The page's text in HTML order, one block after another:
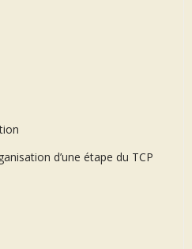
d’une étape du TCP